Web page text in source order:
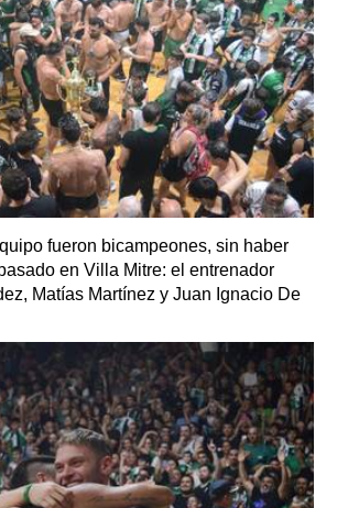
fueron bicampeones, sin haber
en Villa Mitre: el entrenador
Matías Martínez y Juan Ignacio De